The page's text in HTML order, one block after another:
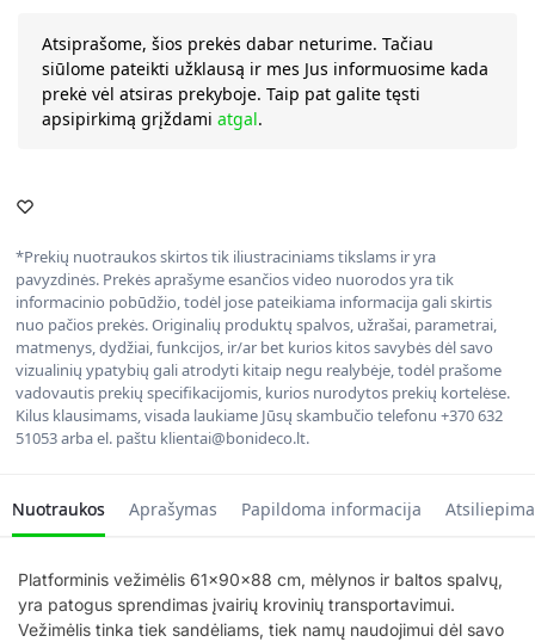
Atsiprašome, šios prekės dabar neturime. Tačiau
siūlome pateikti užklausą ir mes Jus informuosime kada
prekė vėl atsiras prekyboje. Taip pat galite tęsti
apsipirkimą grįždami atgal.
*Prekių nuotraukos skirtos tik iliustraciniams tikslams ir yra
pavyzdinės. Prekės aprašyme esančios video nuorodos yra tik
informacinio pobūdžio, todėl jose pateikiama informacija gali skirtis
nuo pačios prekės. Originalių produktų spalvos, užrašai, parametrai,
matmenys, dydžiai, funkcijos, ir/ar bet kurios kitos savybės dėl savo
vizualinių ypatybių gali atrodyti kitaip negu realybėje, todėl prašome
vadovautis prekių specifikacijomis, kurios nurodytos prekių kortelėse.
Kilus klausimams, visada laukiame Jūsų skambučio telefonu +370 632
51053 arba el. paštu klientai@bonideco.lt.
Nuotraukos Aprašymas Papildoma informacija
Platforminis vežimėlis 61x90x88 cm, mėlynos ir baltos spalvų,
yra patogus sprendimas įvairių krovinių transportavimui.
Vežimėlis tinka tiek sandėliams, tiek namų naudojimui dėl savo